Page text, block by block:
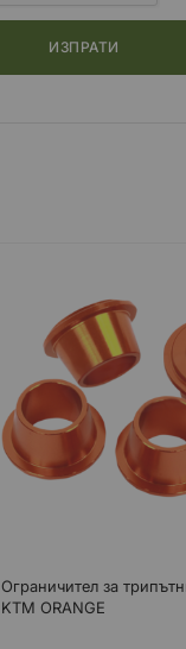
ИЗПРАТИ
Ограничител за
KTM ORANGE